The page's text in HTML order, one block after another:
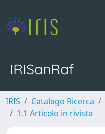
IRISanRaf
IRIS Catalogo Ricerca
1.1 Articolo in rivista